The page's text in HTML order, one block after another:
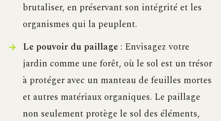
brutaliser, en préservant son intégrité et les
organismes qui la peuplent.
Le pouvoir du paillage : Envisagez votre
jardin comme une forêt, où le sol est un trésor
à protéger avec un manteau de feuilles mortes
et autres matériaux organiques. Le paillage
non seulement protège le sol des éléments,